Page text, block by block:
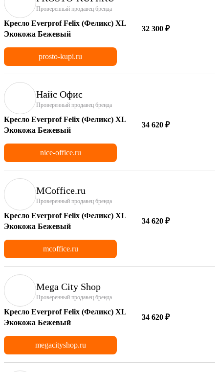
Проверенный продавец бренда
Кресло Everprof Felix (Феликс) XL
Экокожа Бежевый
32 300 ₽
prosto-kupi.ru
Найс Офис
Проверенный продавец бренда
Кресло Everprof Felix (Феликс) XL
Экокожа Бежевый
34 620 ₽
nice-office.ru
MCoffice.ru
Проверенный продавец бренда
Кресло Everprof Felix (Феликс) XL
Экокожа Бежевый
34 620 ₽
mcoffice.ru
Mega City Shop
Проверенный продавец бренда
Кресло Everprof Felix (Феликс) XL
Экокожа Бежевый
34 620 ₽
megacityshop.ru